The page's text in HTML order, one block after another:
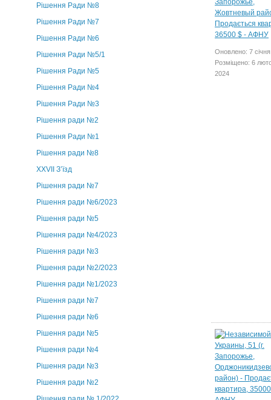
Рішення Ради №8
Рішення Ради №7
Рішення Ради №6
Рішення Ради №5/1
Рішення Ради №5
Рішення Ради №4
Рішення Ради №3
Рішення ради №2
Рішення Ради №1
Рішення ради №8
ХХVII З’їзд
Рішення ради №7
Рішення ради №6/2023
Рішення ради №5
Рішення ради №4/2023
Рішення ради №3
Рішення ради №2/2023
Рішення ради №1/2023
Рішення ради №7
Рішення ради №6
Рішення ради №5
Рішення ради №4
Рішення ради №3
Рішення ради №2
Оновлено: 7 січня
Розміщено: 6
2024